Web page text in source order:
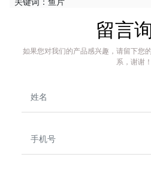
留言
如果您对我们的产品感兴趣，请留下您
系，谢谢！